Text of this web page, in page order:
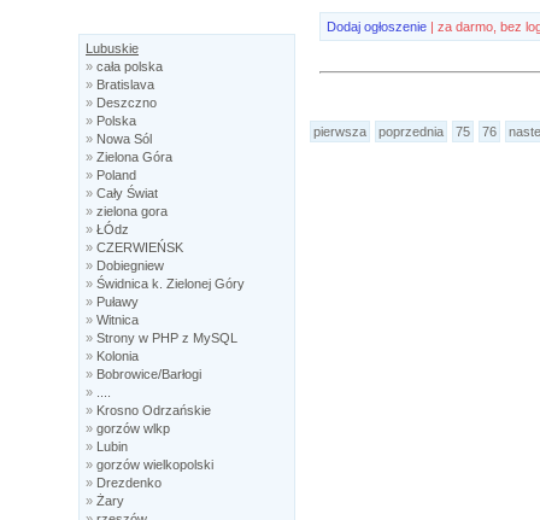
Lubuskie
» cała polska
» Bratislava
» Deszczno
» Polska
» Nowa Sól
» Zielona Góra
» Poland
» Cały Świat
» zielona gora
» ŁÓdz
» CZERWIEŃSK
» Dobiegniew
» Świdnica k. Zielonej Góry
» Puławy
» Witnica
» Strony w PHP z MySQL
» Kolonia
» Bobrowice/Barłogi
»
» Krosno Odrzańskie
» gorzów wlkp
» Lubin
» gorzów wielkopolski
» Drezdenko
» Żary
Dodaj ogłoszenie | za darmo, bez
pierwsza poprzednia 75 76